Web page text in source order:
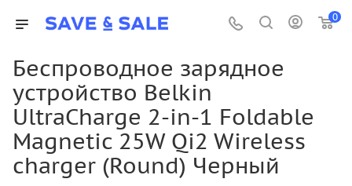
0
Беспроводное зарядное
устройство Belkin
UltraCharge 2-in-1 Foldable
Magnetic 25W Qi2 Wireless
charger (Round) Черный